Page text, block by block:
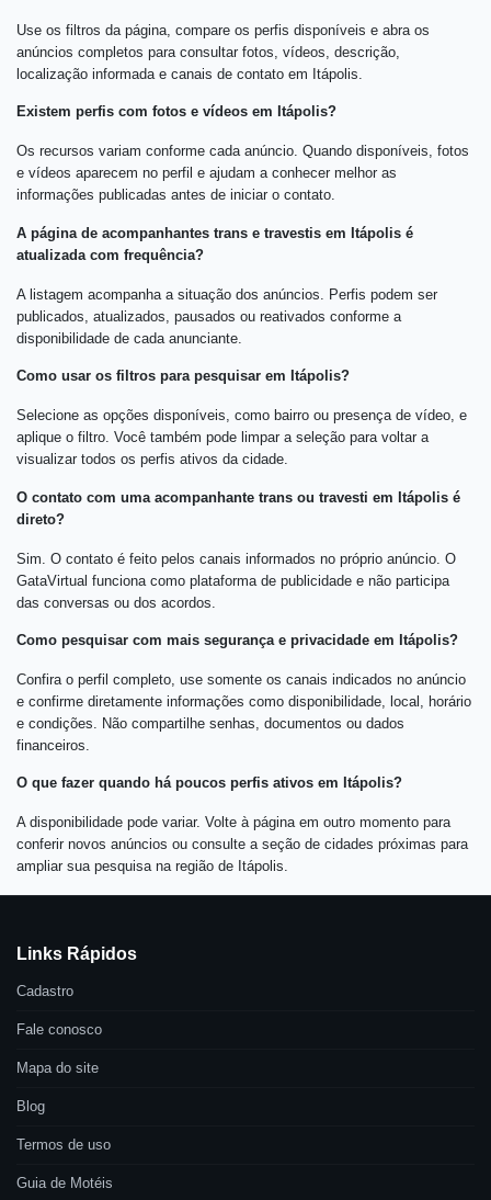
Use os filtros da página, compare os perfis disponíveis e abra os
anúncios completos para consultar fotos, vídeos, descrição,
localização informada e canais de contato em Itápolis.
Existem perfis com fotos e vídeos em Itápolis?
Os recursos variam conforme cada anúncio. Quando disponíveis, fotos
e vídeos aparecem no perfil e ajudam a conhecer melhor as
informações publicadas antes de iniciar o contato.
A página de acompanhantes trans e travestis em Itápolis é
atualizada com frequência?
A listagem acompanha a situação dos anúncios. Perfis podem ser
publicados, atualizados, pausados ou reativados conforme a
disponibilidade de cada anunciante.
Como usar os filtros para pesquisar em Itápolis?
Selecione as opções disponíveis, como bairro ou presença de vídeo, e
aplique o filtro. Você também pode limpar a seleção para voltar a
visualizar todos os perfis ativos da cidade.
O contato com uma acompanhante trans ou travesti em Itápolis é
direto?
Sim. O contato é feito pelos canais informados no próprio anúncio. O
GataVirtual funciona como plataforma de publicidade e não participa
das conversas ou dos acordos.
Como pesquisar com mais segurança e privacidade em Itápolis?
Confira o perfil completo, use somente os canais indicados no anúncio
e confirme diretamente informações como disponibilidade, local, horário
e condições. Não compartilhe senhas, documentos ou dados
financeiros.
O que fazer quando há poucos perfis ativos em Itápolis?
A disponibilidade pode variar. Volte à página em outro momento para
conferir novos anúncios ou consulte a seção de cidades próximas para
ampliar sua pesquisa na região de Itápolis.
Links Rápidos
Cadastro
Fale conosco
Mapa do site
Blog
Termos de uso
Guia de Motéis